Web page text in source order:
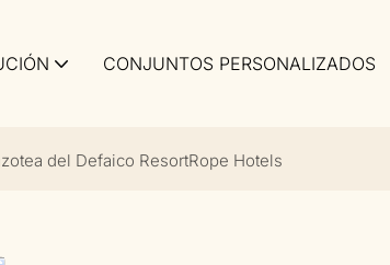
CONJUNTOS PERSONALIZADOS
del Defaico ResortRope Hotels